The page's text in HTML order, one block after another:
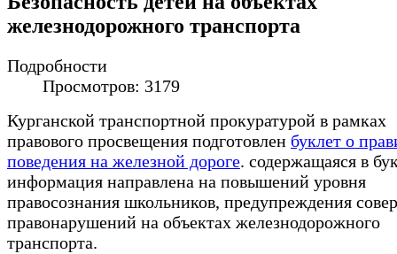
железнодорожного транспорта
Подробности
Просмотров: 3179
Курганской транспортной прокуратурой в рамках
правового просвещения подготовлен буклет о
поведения на железной дороге. содержащаяся в
информация направлена на повышений уровня
правосознания школьников, предупреждения
правонарушений на объектах железнодорожного
транспорта.